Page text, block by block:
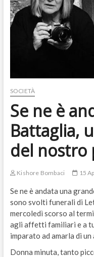
SOCIETÀ
Se ne è
Battaglia,
del nostro
Kishore Bombaci 15
Se ne è andata una
sono svolti funerali di
mercoledì scorso al
agli affetti familiari e a
imparato ad amarla di
Donna minuta, tanto